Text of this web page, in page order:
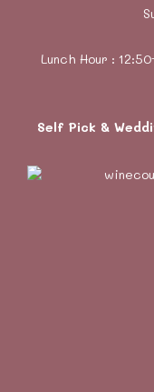
Lunch Hour :
Self Pick &